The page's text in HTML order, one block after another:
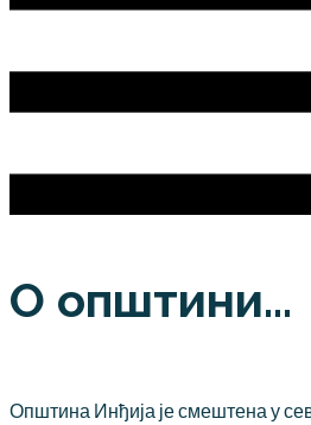
О општини...
Општина Инђија је смештена у